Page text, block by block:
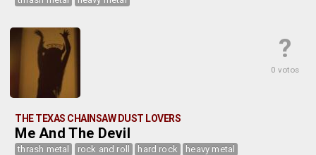
?
0 votos
THE TEXAS CHAINSAW DUST LOVERS
Me And The Devil
thrash metal rock and roll hard rock heavy metal